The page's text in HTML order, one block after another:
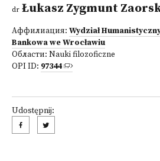
dr Łukasz Zygmunt
Аффилиация: Wydział
Bankowa we Wrocławiu
Области: Nauki filozoficzne
OPI ID: 97344
Udostępnij: